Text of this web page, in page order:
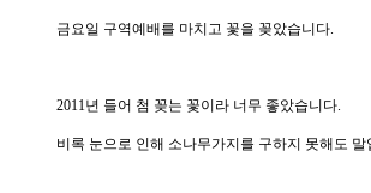
금요일 구역예배를 마치고 꽃을 꽂았습니다.
2011년 들어 첨 꽂는 꽃이라 너무 좋았습니다.
비록 눈으로 인해 소나무가지를 구하지 못해도 말